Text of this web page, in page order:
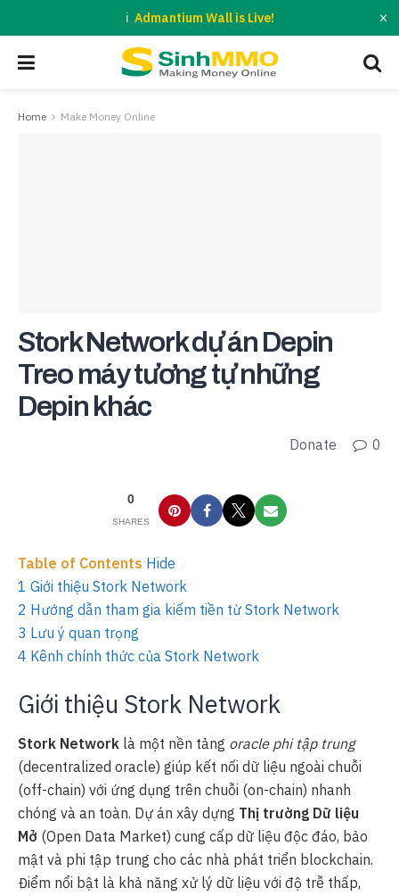
Admantium Wall is Live! ×
Home Make Money Online
Stork Network dự án Depin
Treo máy tương tự những
Depin khác
Donate 0
0
SHARES
Table of Contents Hide
1 Giới thiệu Stork Network
2 Hướng dẫn tham gia kiếm tiền từ Stork Network
3 Lưu ý quan trọng
4 Kênh chính thức của Stork Network
Giới thiệu Stork Network
Stork Network là một nền tảng oracle phi tập trung
(decentralized oracle) giúp kết nối dữ liệu ngoài chuỗi
(off-chain) với ứng dụng trên chuỗi (on-chain) nhanh
chóng và an toàn. Dự án xây dựng Thị trường Dữ liệu
Mở (Open Data Market) cung cấp dữ liệu độc đáo, bảo
mật và phi tập trung cho các nhà phát triển blockchain.
Điểm nổi bật là khả năng xử lý dữ liệu với độ trễ thấp,